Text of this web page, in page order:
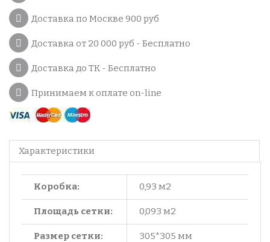
Доставка по Москве 900 руб
Доставка от 20 000 руб - Бесплатно
Доставка до ТК - Бесплатно
Принимаем к оплате on-line
Характеристики
Коробка: 0,93 м2
Площадь сетки: 0,093 м2
Размер сетки: 305*305 мм